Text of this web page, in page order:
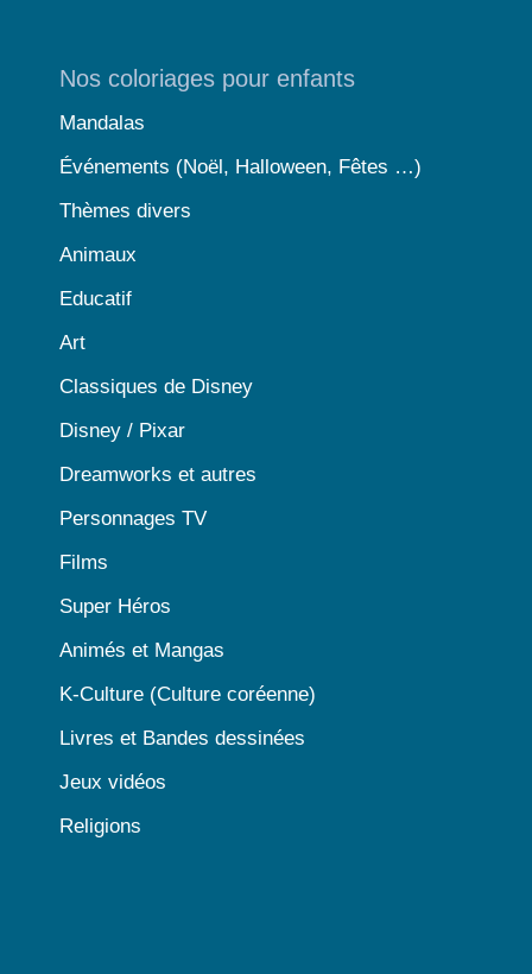
Nos coloriages pour enfants
Mandalas
Événements (Noël, Halloween, Fêtes …)
Thèmes divers
Animaux
Educatif
Art
Classiques de Disney
Disney / Pixar
Dreamworks et autres
Personnages TV
Films
Super Héros
Animés et Mangas
K-Culture (Culture coréenne)
Livres et Bandes dessinées
Jeux vidéos
Religions